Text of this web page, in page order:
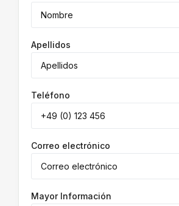
Apellidos
Teléfono
Correo electrónico
Mayor Información